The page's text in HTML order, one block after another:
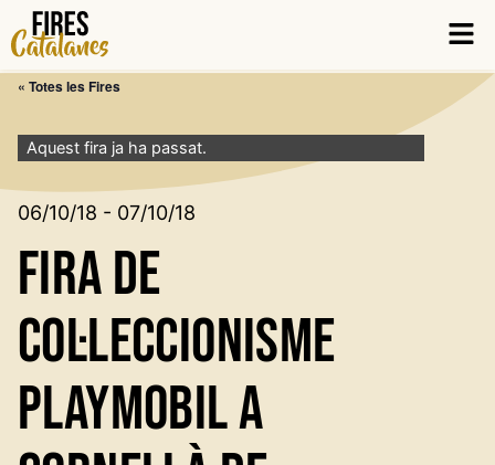
« Totes les Fires
Aquest fira ja ha passat.
06/10/18 - 07/10/18
Fira de
Col·leccionisme
Playmobil a